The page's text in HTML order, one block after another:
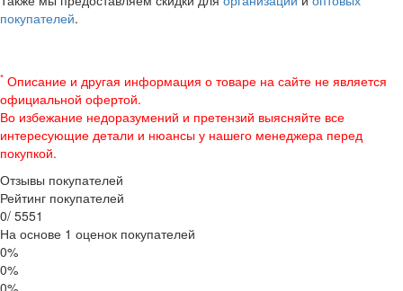
покупателей.
* Описание и другая информация о товаре на сайте не является
официальной офертой.
Во избежание недоразумений и претензий выясняйте все
интересующие детали и нюансы у нашего менеджера перед
покупкой.
Отзывы покупателей
Рейтинг покупателей
0/ 5551
На основе 1 оценок покупателей
0%
0%